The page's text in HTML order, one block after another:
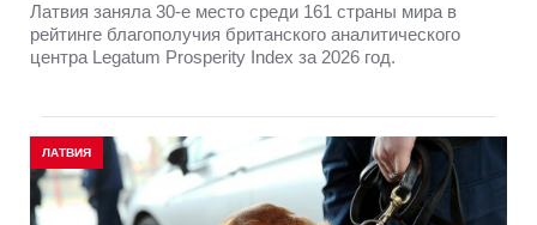
Латвия заняла 30-е место среди 161 страны мира в
рейтинге благополучия британского аналитического
центра Legatum Prosperity Index за 2026 год.
ЛАТВИЯ